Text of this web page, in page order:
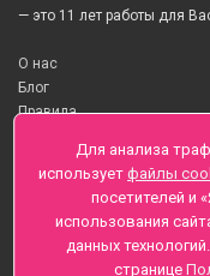
— это 11 лет работы для
О нас
Блог
Правила
О Доставке цветов
Оплата
Телеграмм
Санкт-Петербург ул.
+7 (812) 425-01-16
Для анализа
использует файлы
посетителей и
использования
данных
странице